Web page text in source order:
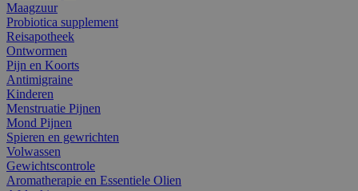
Maagzuur
Probiotica supplement
Reisapotheek
Ontwormen
Pijn en Koorts
Antimigraine
Kinderen
Menstruatie Pijnen
Mond Pijnen
Spieren en gewrichten
Volwassen
Gewichtscontrole
Aromatherapie en Essentiele Olien